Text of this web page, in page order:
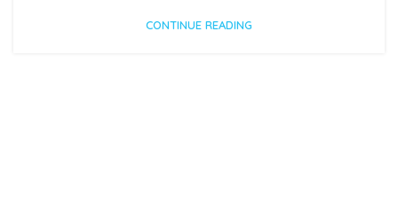
CONTINUE READING